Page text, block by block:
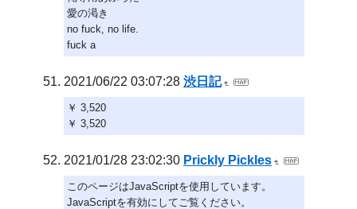
愛の渇き
no fuck, no life.
fuck a
2021/06/22 03:07:28 渋日記
￥ 3,520
￥ 3,520
2021/01/28 23:02:30 Prickly Pickles
このページはJavaScriptを使用しています。
JavaScriptを有効にしてご覧ください。